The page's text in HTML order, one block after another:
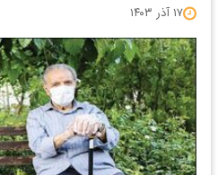
۱۷ آذر ۱۴۰۳